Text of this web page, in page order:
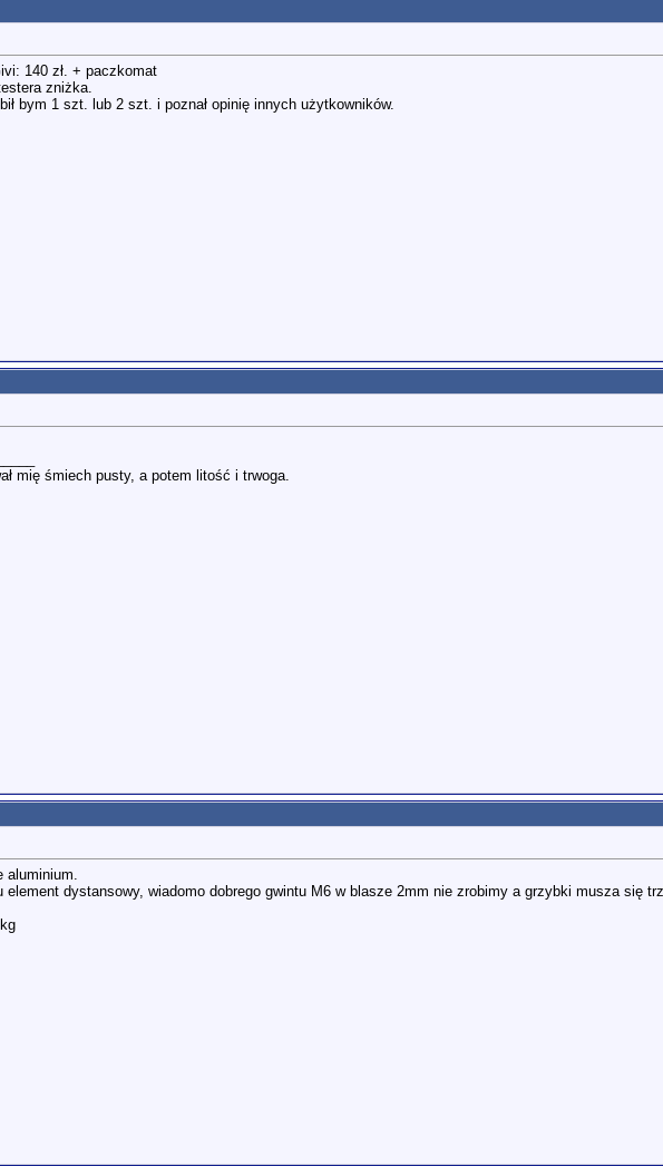
140 zł. + paczkomat
zniżka.
bym 1 szt. lub 2 szt. i poznał opinię innych użytkowników.
mię śmiech pusty, a potem litość i trwoga.
aluminium.
element dystansowy, wiadomo dobrego gwintu M6 w blasze 2mm nie zrobimy a grzybki musza się